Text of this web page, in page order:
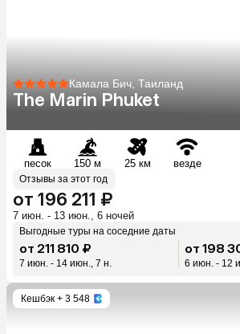
Камала Бич, Таиланд
The Marin Phuket
песок 150 м 25 км везде
Отзывы за этот год
от 196 211 ₽
7 июн. - 13 июн., 6 ночей
Выгодные туры на соседние даты
от 211 810 ₽
7 июн. - 14 июн., 7 н.
от 198
6 июн. - 12
Кешбэк + 3 548